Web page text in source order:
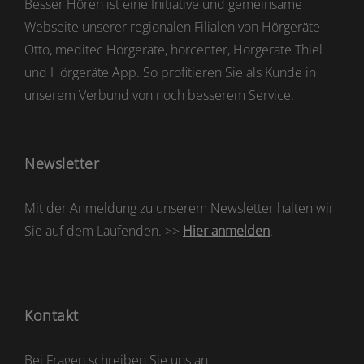
Besser Hören ist eine Initiative und gemeinsame
Webseite unserer regionalen Filialen von Hörgeräte
Otto, meditec Hörgeräte, hörcenter, Hörgeräte Thiel
und Hörgeräte App. So profitieren Sie als Kunde in
unserem Verbund von noch besserem Service.
Newsletter
Mit der Anmeldung zu unserem Newsletter halten wir
Sie auf dem Laufenden. >> Hier anmelden.
Kontakt
Bei Fragen schreiben Sie uns an